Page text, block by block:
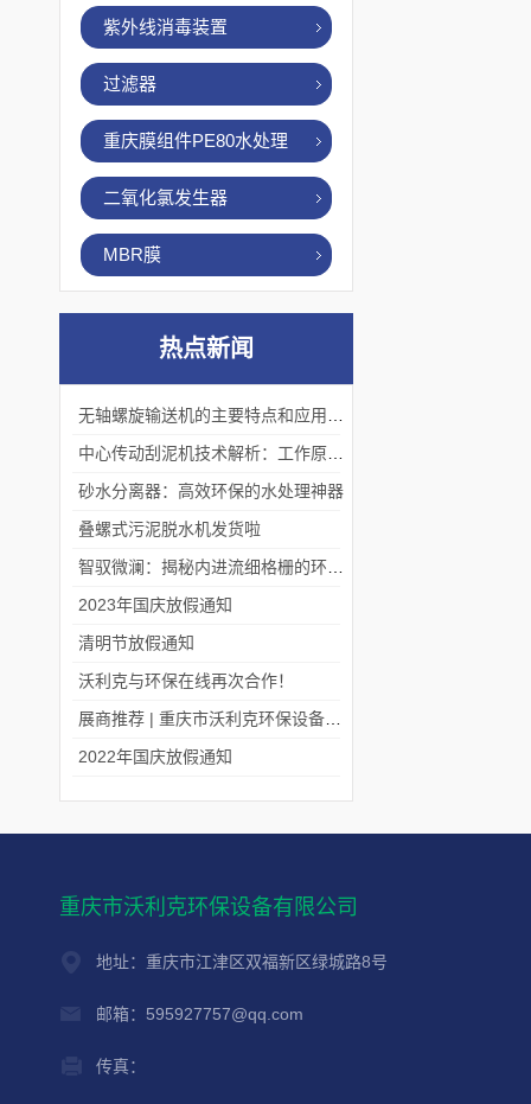
紫外线消毒装置
过滤器
重庆膜组件PE80水处理
二氧化氯发生器
MBR膜
热点新闻
砂水分离器：高效环保的水处理神器
叠螺式污泥脱水机发货啦
2023年国庆放假通知
清明节放假通知
沃利克与环保在线再次合作！
2022年国庆放假通知
重庆市沃利克环保设备有限公司
地址：重庆市江津区双福新区绿城路8号
邮箱：595927757@qq.com
传真：